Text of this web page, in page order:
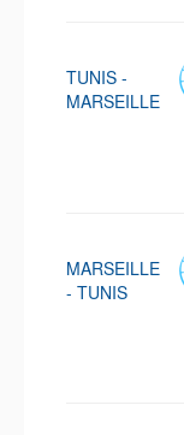
TUNIS -
MARSEILLE
MARSEILLE
- TUNIS